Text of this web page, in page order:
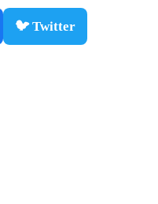
🐦 Twitter